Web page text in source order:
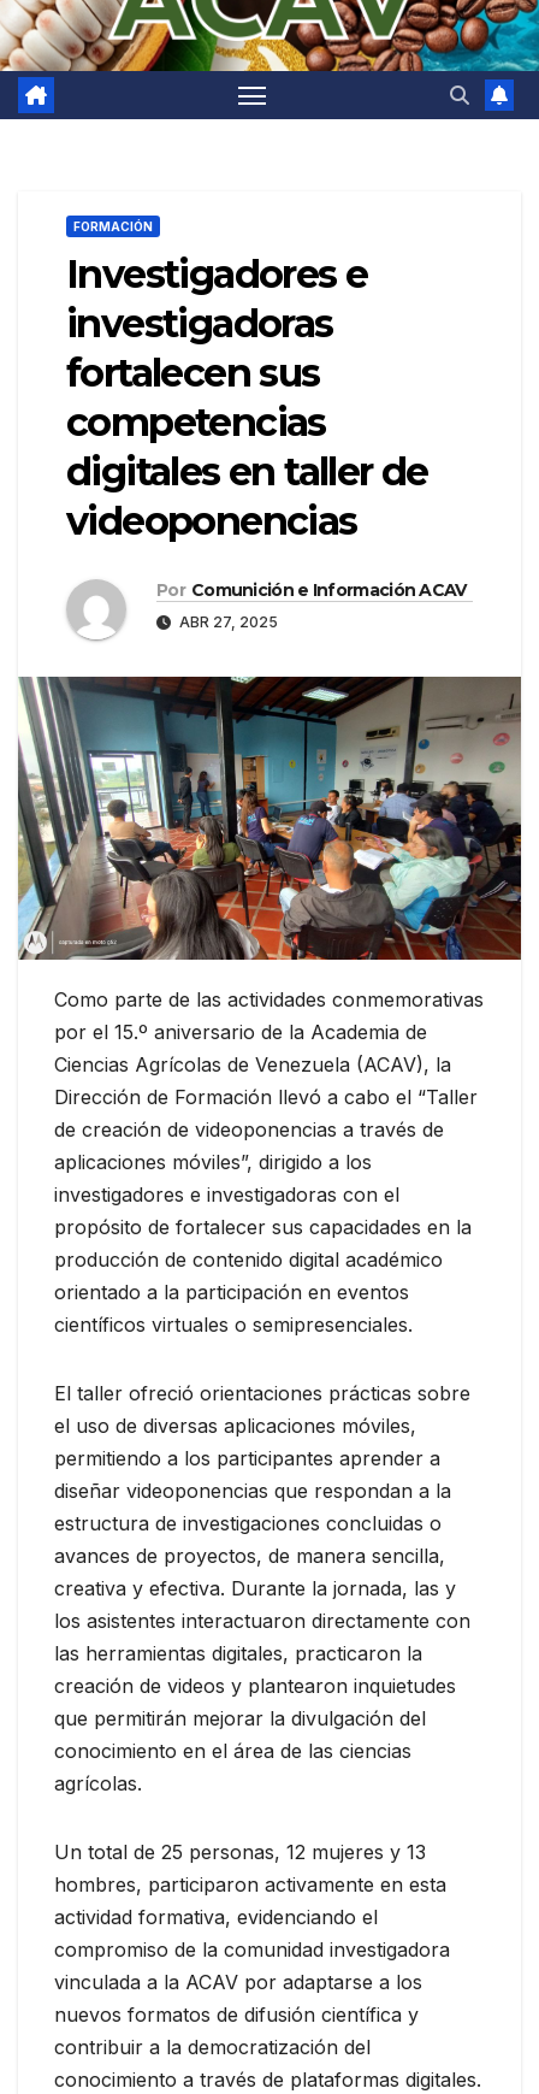
FORMACIÓN
Investigadores e
investigadoras
fortalecen sus
competencias
digitales en taller de
videoponencias
Por Comunición e Información ACAV
ABR 27, 2025
Como parte de las actividades conmemorativas
por el 15.º aniversario de la Academia de
Ciencias Agrícolas de Venezuela (ACAV), la
Dirección de Formación llevó a cabo el “Taller
de creación de videoponencias a través de
aplicaciones móviles”, dirigido a los
investigadores e investigadoras con el
propósito de fortalecer sus capacidades en la
producción de contenido digital académico
orientado a la participación en eventos
científicos virtuales o semipresenciales.
El taller ofreció orientaciones prácticas sobre
el uso de diversas aplicaciones móviles,
permitiendo a los participantes aprender a
diseñar videoponencias que respondan a la
estructura de investigaciones concluidas o
avances de proyectos, de manera sencilla,
creativa y efectiva. Durante la jornada, las y
los asistentes interactuaron directamente con
las herramientas digitales, practicaron la
creación de videos y plantearon inquietudes
que permitirán mejorar la divulgación del
conocimiento en el área de las ciencias
agrícolas.
Un total de 25 personas, 12 mujeres y 13
hombres, participaron activamente en esta
actividad formativa, evidenciando el
compromiso de la comunidad investigadora
vinculada a la ACAV por adaptarse a los
nuevos formatos de difusión científica y
contribuir a la democratización del
conocimiento a través de plataformas digitales.